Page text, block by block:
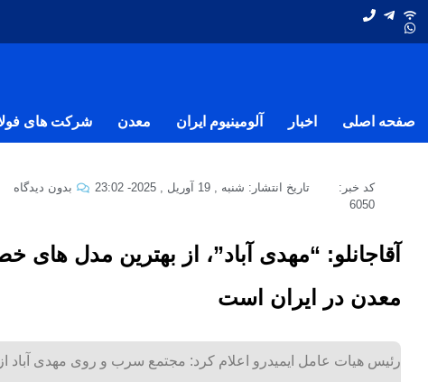
صفحه اصلی
اخبار آلومینیوم ایران معدن شرکت های
کد خبر:
6050
تاریخ انتشار: شنبه , 19 آوریل , 2025 -
23:02 بدون دیدگاه
آقاجانلو: “مهدی آباد”، از بهترین مدل
معدن در ایران است
رئیس هیات عامل ایمیدرو اعلام کرد: مجتمع سرب و روی مهدی